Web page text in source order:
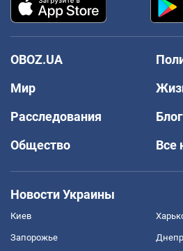
OBOZ.UA
Мир
Расследования
Общество
Все
Новости Украины
Киев
Запорожье Днепр